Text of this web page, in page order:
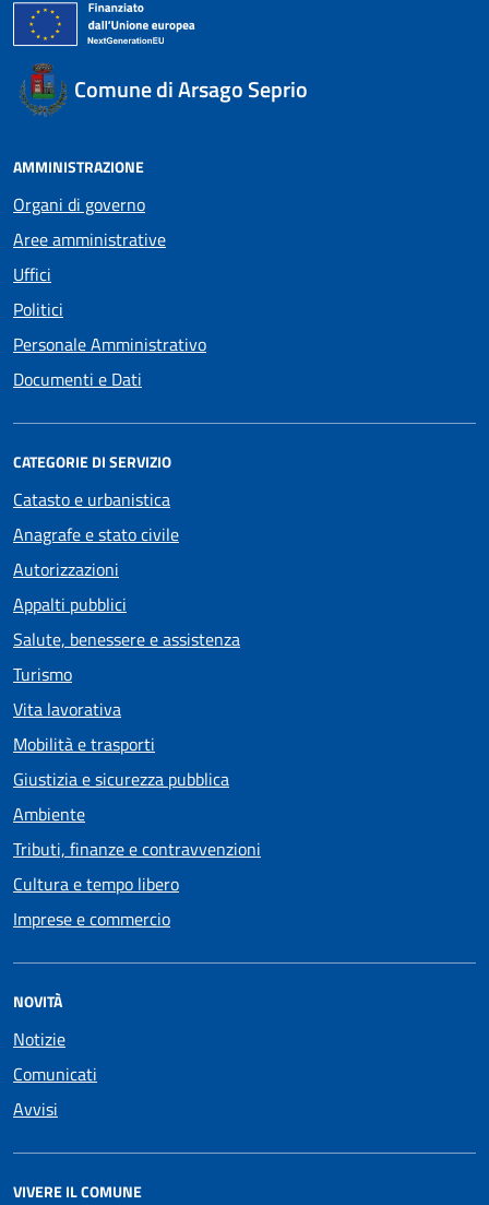
Comune di Arsago Seprio
AMMINISTRAZIONE
Organi di governo
Aree amministrative
Uffici
Politici
Personale Amministrativo
Documenti e Dati
CATEGORIE DI SERVIZIO
Catasto e urbanistica
Anagrafe e stato civile
Autorizzazioni
Appalti pubblici
Salute, benessere e assistenza
Turismo
Vita lavorativa
Mobilità e trasporti
Giustizia e sicurezza pubblica
Ambiente
Tributi, finanze e contravvenzioni
Cultura e tempo libero
Imprese e commercio
NOVITÀ
Notizie
Comunicati
Avvisi
VIVERE IL COMUNE